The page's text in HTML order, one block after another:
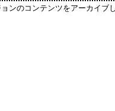
ンのコンテンツをアーカイブ